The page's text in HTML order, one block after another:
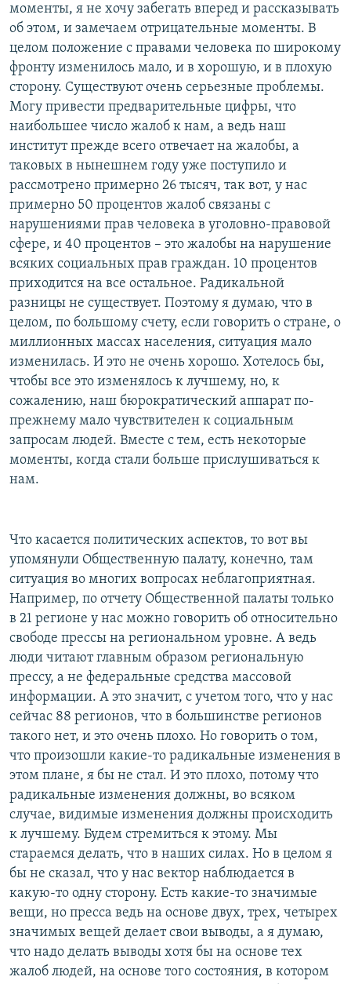
моменты, я не хочу забегать вперед и рассказывать
об этом, и замечаем отрицательные моменты. В
целом положение с правами человека по широкому
фронту изменилось мало, и в хорошую, и в плохую
сторону. Существуют очень серьезные проблемы.
Могу привести предварительные цифры, что
наибольшее число жалоб к нам, а ведь наш
институт прежде всего отвечает на жалобы, а
таковых в нынешнем году уже поступило и
рассмотрено примерно 26 тысяч, так вот, у нас
примерно 50 процентов жалоб связаны с
нарушениями прав человека в уголовно-правовой
сфере, и 40 процентов – это жалобы на нарушение
всяких социальных прав граждан. 10 процентов
приходится на все остальное. Радикальной
разницы не существует. Поэтому я думаю, что в
целом, по большому счету, если говорить о стране, о
миллионных массах населения, ситуация мало
изменилась. И это не очень хорошо. Хотелось бы,
чтобы все это изменялось к лучшему, но, к
сожалению, наш бюрократический аппарат по-
прежнему мало чувствителен к социальным
запросам людей. Вместе с тем, есть некоторые
моменты, когда стали больше прислушиваться к
нам.
Что касается политических аспектов, то вот вы
упомянули Общественную палату, конечно, там
ситуация во многих вопросах неблагоприятная.
Например, по отчету Общественной палаты только
в 21 регионе у нас можно говорить об относительно
свободе прессы на региональном уровне. А ведь
люди читают главным образом региональную
прессу, а не федеральные средства массовой
информации. А это значит, с учетом того, что у нас
сейчас 88 регионов, что в большинстве регионов
такого нет, и это очень плохо. Но говорить о том,
что произошли какие-то радикальные изменения в
этом плане, я бы не стал. И это плохо, потому что
радикальные изменения должны, во всяком
случае, видимые изменения должны происходить
к лучшему. Будем стремиться к этому. Мы
стараемся делать, что в наших силах. Но в целом я
бы не сказал, что у нас вектор наблюдается в
какую-то одну сторону. Есть какие-то значимые
вещи, но пресса ведь на основе двух, трех, четырех
значимых вещей делает свои выводы, а я думаю,
что надо делать выводы хотя бы на основе тех
жалоб людей, на основе того состояния, в котором